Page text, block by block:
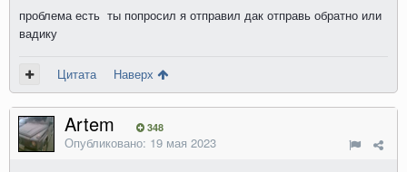
проблема есть ты попросил я отправил дак отправь обратно или
вадику
Цитата Наверх
Artem 348
Опубликовано: 19 мая 2023